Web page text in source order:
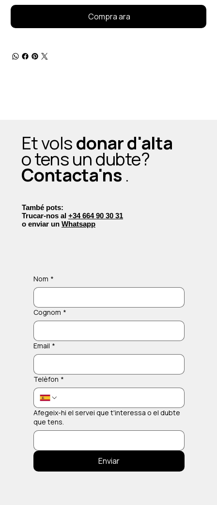
Compra ara
Et volsdonar d'alta
o tens un dubte?
Contacta'ns .
També pots:
Trucar-nos al +34 664 90 30 31
o enviar un Whatsapp
Nom *
Cognom *
Email *
Telèfon *
Afegeix-hi el servei que t'interessa o el dubte
que tens.
Enviar